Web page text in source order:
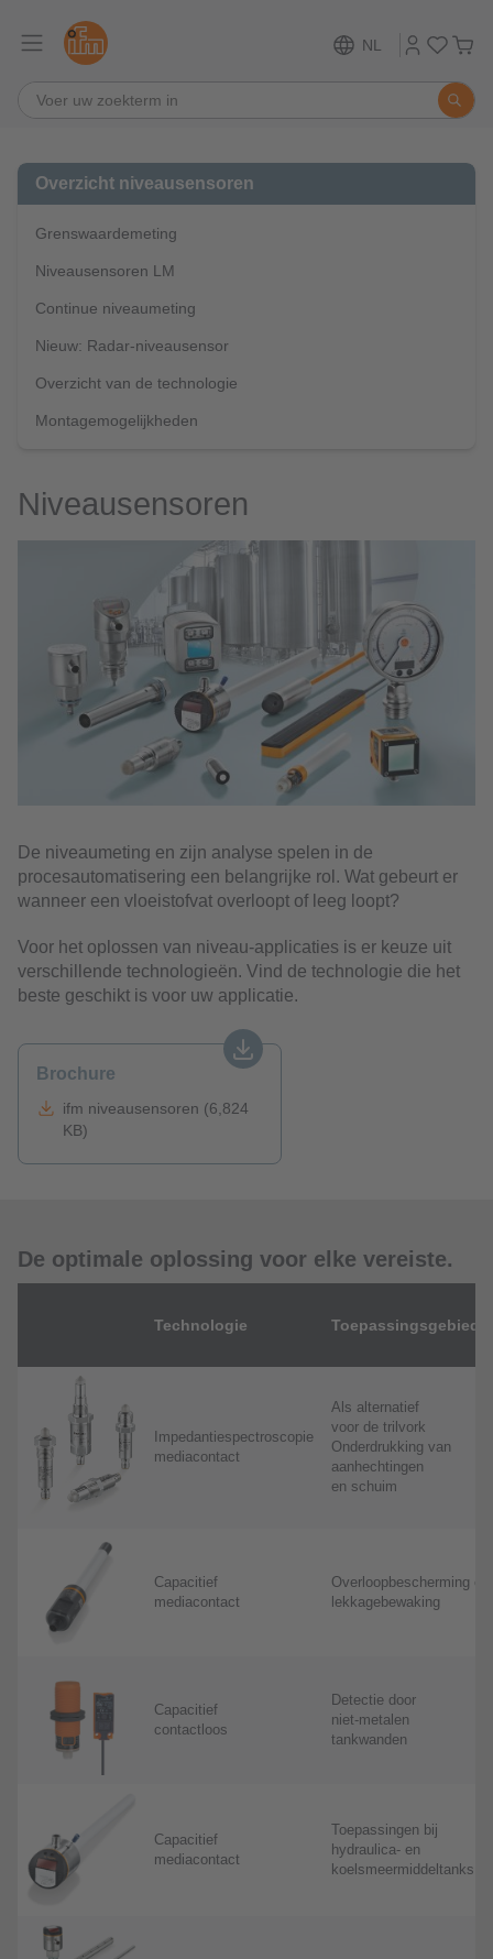
NL
Overzicht niveausensoren
Grenswaardemeting
Niveausensoren LM
Continue niveaumeting
Nieuw: Radar-niveausensor
Overzicht van de technologie
Montagemogelijkheden
Niveausensoren
De niveaumeting en zijn analyse spelen in de
procesautomatisering een belangrijke rol. Wat gebeurt er
wanneer een vloeistofvat overloopt of leeg loopt?
Voor het oplossen van niveau-applicaties is er keuze uit
verschillende technologieën. Vind de technologie die het
beste geschikt is voor uw applicatie.
Brochure
ifm niveausensoren (6,824
KB)
De optimale oplossing voor elke vereiste.
Technologie
Impedantiespectroscopie
mediacontact
Als alternatief
voor de trilvork
Onderdrukking van
aanhechtingen
en schuim
Capacitief
mediacontact
Overloopbescherming en
lekkagebewaking
Capacitief
contactloos
Detectie door
niet-metalen
tankwanden
Capacitief
mediacontact
Toepassingen bij
hydraulica- en
koelsmeermiddeltanks